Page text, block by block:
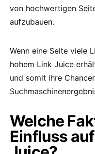
von hochwertigen
aufzubauen.
Wenn eine Seite viele
hohem Link Juice
und somit ihre
Welche
Einfluss